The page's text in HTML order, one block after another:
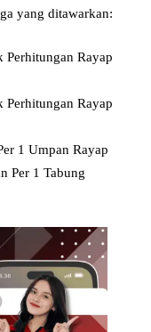
yang ditawarkan:
Perhitungan Rayap
Perhitungan Rayap
1 Umpan Rayap
Per 1 Tabung